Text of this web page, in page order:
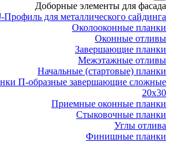
Доборные элементы для фасада
Профиль для металлического сайдинга
Околооконные планки
Оконные отливы
Завершающие планки
Межэтажные отливы
Начальные (стартовые) планки
П-образные завершающие сложные
20x30
Приемные оконные планки
Стыковочные планки
Углы отлива
Финишные планки